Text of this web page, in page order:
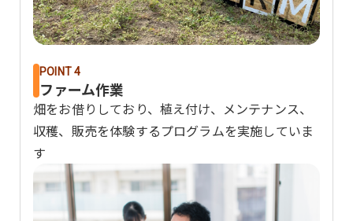
POINT 4
ファーム作業
畑をお借りしており、植え付け、メンテナンス、
収穫、販売を体験するプログラムを実施していま
す